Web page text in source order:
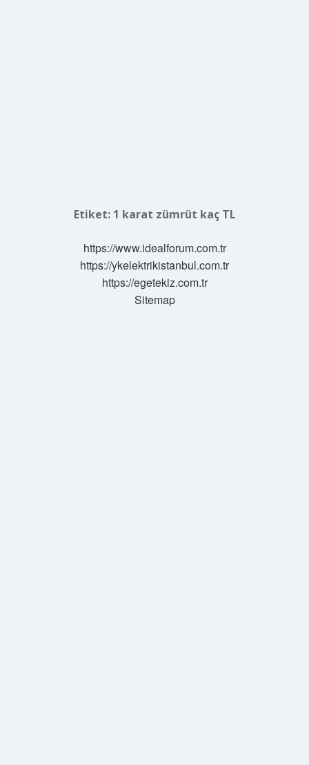
Etiket: 1 karat zümrüt kaç TL
https://www.idealforum.com.tr
https://ykelektrikistanbul.com.tr
https://egetekiz.com.tr
Sitemap